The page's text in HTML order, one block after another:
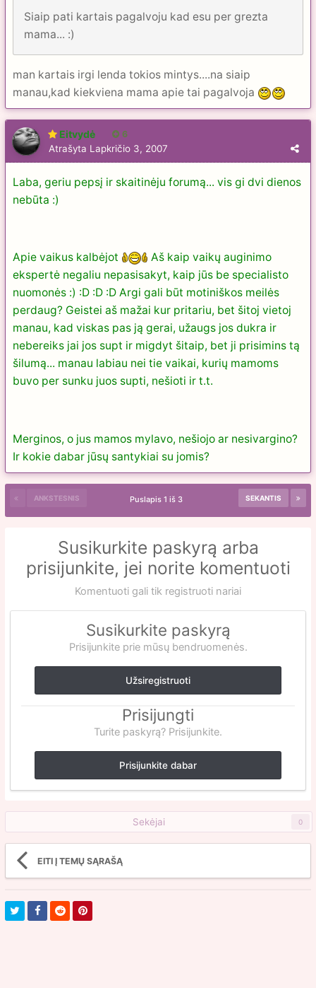
Siaip pati kartais pagalvoju kad esu per grezta
mama... :)
man kartais irgi lenda tokios mintys....na siaip
manau,kad kiekviena mama apie tai pagalvoja
Eitvydė 6
Atrašyta Lapkričio 3, 2007
Laba, geriu pepsį ir skaitinėju forumą... vis gi dvi dienos
nebūta :)
Apie vaikus kalbėjot
Aš kaip vaikų auginimo
ekspertė negaliu nepasisakyt, kaip jūs be specialisto
nuomonės :) :D :D :D Argi gali būt motiniškos meilės
perdaug? Geistei aš mažai kur pritariu, bet šitoj vietoj
manau, kad viskas pas ją gerai, užaugs jos dukra ir
nebereiks jai jos supt ir migdyt šitaip, bet ji prisimins tą
šilumą... manau labiau nei tie vaikai, kurių mamoms
buvo per sunku juos supti, nešioti ir t.t.
Merginos, o jus mamos mylavo, nešiojo ar nesivargino?
Ir kokie dabar jūsų santykiai su jomis?
ANKSTESNIS SEKANTIS
Puslapis 1 iš 3
Susikurkite paskyrą arba
prisijunkite, jei norite komentuoti
Komentuoti gali tik registruoti nariai
Susikurkite paskyrą
Prisijunkite prie mūsų bendruomenės.
Užsiregistruoti
Prisijungti
Turite paskyrą? Prisijunkite.
Prisijunkite dabar
Sekėjai 0
EITI Į TEMŲ SĄRAŠĄ